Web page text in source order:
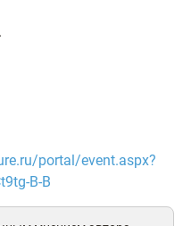
portal/event.aspx?
B-B